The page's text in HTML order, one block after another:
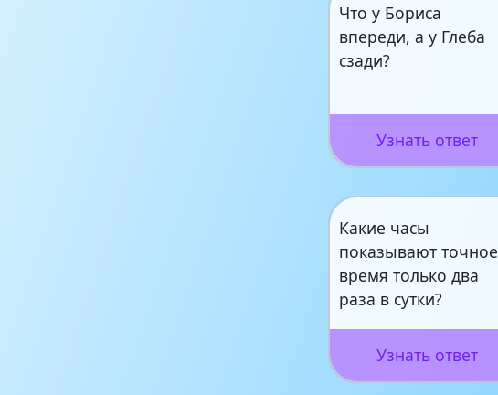
Что у Бориса
впереди, а у Глеба
сзади?
Узнать ответ
Какие часы
показывают точное
время только два
раза в сутки?
Узнать ответ